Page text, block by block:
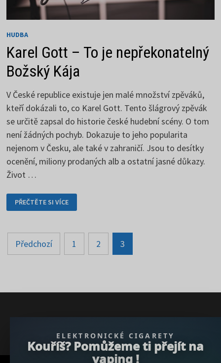
HUDBA
Karel Gott – To je nepřekonatelný
Božský Kája
V České republice existuje jen malé množství zpěváků,
kteří dokázali to, co Karel Gott. Tento šlágrový zpěvák
se určitě zapsal do historie české hudební scény. O tom
není žádných pochyb. Dokazuje to jeho popularita
nejenom v Česku, ale také v zahraničí. Jsou to desítky
ocenění, miliony prodaných alb a ostatní jasné důkazy.
Život …
KAREL
GOTT
–
NEPŘEKONATELNÝ
BOŽSKÝ
KÁJA
PŘEČTĚTE SI VÍCE
Stránkování
příspěvků
Předchozí 1 2 3
ELEKTRONICKÉ CIGARETY
Kouříš? Pomůžeme ti přejít na
vaping !